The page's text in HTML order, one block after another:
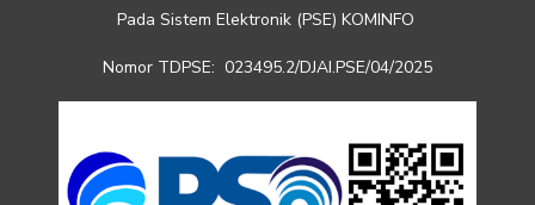
Pada Sistem Elektronik (PSE) KOMINFO
Nomor TDPSE: 023495.2/DJAI.PSE/04/2025